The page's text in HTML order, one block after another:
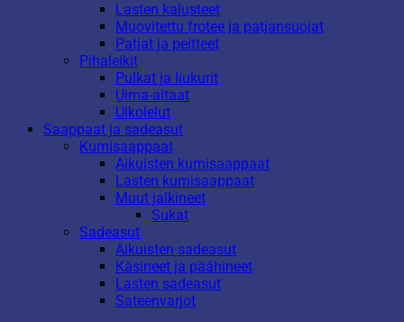
Lasten kalusteet
Muovitettu frotee ja patjansuojat
Patjat ja peitteet
Pihaleikit
Pulkat ja liukurit
Uima-altaat
Ulkolelut
Saappaat ja sadeasut
Kumisaappaat
Aikuisten kumisaappaat
Lasten kumisaappaat
Muut jalkineet
Sukat
Sadeasut
Aikuisten sadeasut
Käsineet ja päähineet
Lasten sadeasut
Sateenvarjot